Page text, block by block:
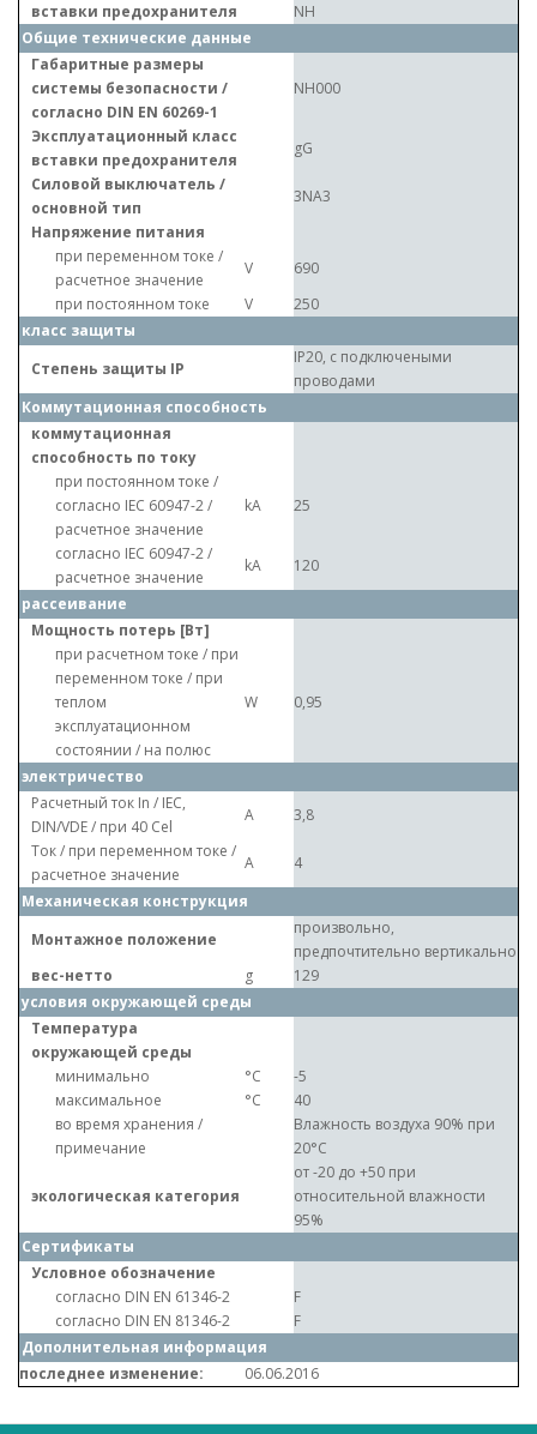
вставки предохранителя
NH
Общие технические данные
Габаритные размеры
системы безопасности /
согласно DIN EN 60269-1
NH000
Эксплуатационный класс
вставки предохранителя
gG
Силовой выключатель /
основной тип
3NA3
Напряжение питания
при переменном токе /
расчетное значение
V
690
при постоянном токе
V
250
класс защиты
Степень защиты IP
IP20, с подключеными
проводами
Коммутационная способность
коммутационная
способность по току
при постоянном токе /
согласно IEC 60947-2 /
расчетное значение
kA 25
согласно IEC 60947-2 /
расчетное значение
kA
120
рассеивание
Мощность потерь [Вт]
при расчетном токе / при
переменном токе / при
теплом
эксплуатационном
состоянии / на полюс
W 0,95
электричество
Расчетный ток In / IEC,
DIN/VDE / при 40 Cel
A
3,8
Ток / при переменном токе /
расчетное значение
A
4
Механическая конструкция
Монтажное положение
произвольно,
предпочтительно вертикально
вес-нетто
g
129
условия окружающей среды
Температура
окружающей среды
минимально
°C
-5
максимальное
°C
40
во время хранения /
примечание
Влажность воздуха 90% при
20°C
экологическая категория
от -20 до +50 при
относительной влажности
95%
Сертификаты
Условное обозначение
согласно DIN EN 61346-2
F
согласно DIN EN 81346-2
F
Дополнительная информация
последнее изменение:
06.06.2016